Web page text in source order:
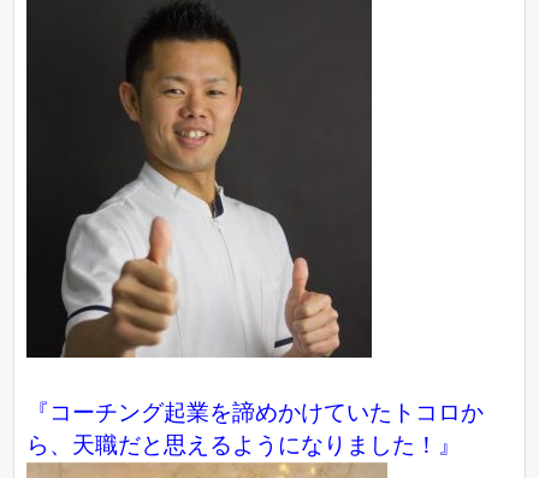
『コーチング起業を諦めかけていたトコロか
ら、天職だと思えるようになりました！』